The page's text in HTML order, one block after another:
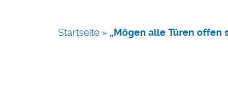
Startseite » „Mögen alle Türen offen